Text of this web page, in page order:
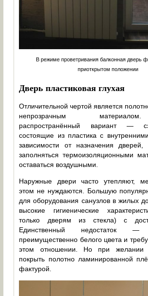
В режиме проветривания балконная дверь
приоткрытом положении
Дверь пластиковая глухая
Отличительной чертой является
непрозрачным
распространённый вариант —
состоящие из пластика с
зависимости от назначения дверей,
заполняться термоизоляционными
оставаться воздушными.
Наружные двери часто утепляют,
этом не нуждаются. Большую
для оборудования санузлов в жилых
высокие гигиенические
только дверям из стекла) с
Единственный недостаток —
преимущественно белого цвета и
этом отношении. Но при желании
покрыть полотно ламинированной
фактурой.